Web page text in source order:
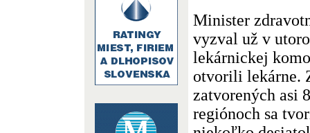
Minister
vyzval už v
lekárnickej
otvorili lekárne.
zatvorených asi
regiónoch sa